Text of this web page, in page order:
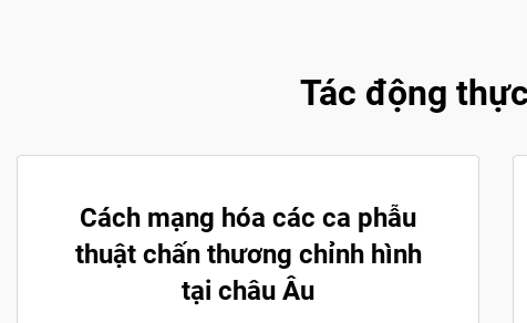
Tác động
Cách mạng hóa các ca phẫu
thuật chấn thương chỉnh hình
tại châu Âu